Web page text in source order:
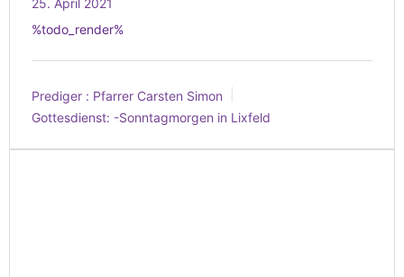
%todo_render%
Prediger : Pfarrer Carsten Simon
Gottesdienst: -Sonntagmorgen in Lixfeld